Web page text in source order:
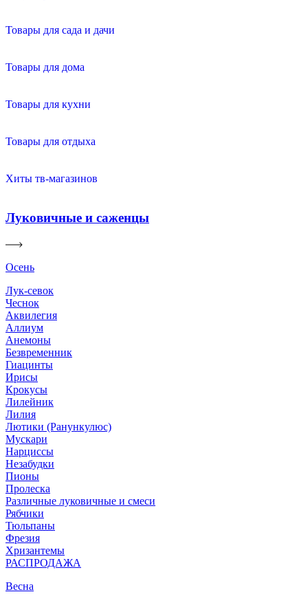
Товары для сада и дачи
Товары для дома
Товары для кухни
Товары для отдыха
Хиты тв-магазинов
Луковичные и саженцы
Осень
Лук-севок
Чеснок
Аквилегия
Аллиум
Анемоны
Безвременник
Гиацинты
Ирисы
Крокусы
Лилейник
Лилия
Лютики (Ранункулюс)
Мускари
Нарцисcы
Незабудки
Пионы
Пролеска
Различные луковичные и смеси
Рябчики
Тюльпаны
Фрезия
Хризантемы
РАСПРОДАЖА
Весна